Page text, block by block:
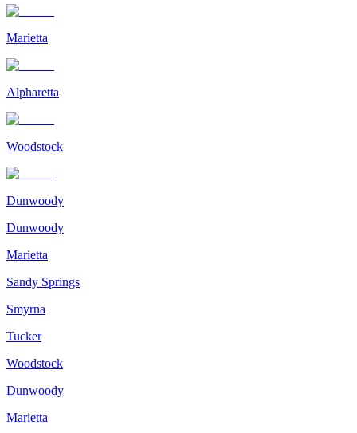
Marietta
Alpharetta
Woodstock
Dunwoody
Dunwoody
Marietta
Sandy Springs
Smyrna
Tucker
Woodstock
Dunwoody
Marietta